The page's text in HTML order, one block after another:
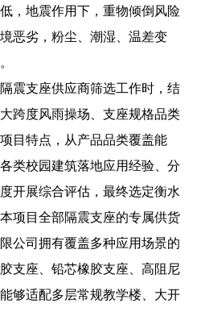
，地震作用下，重物倾倒风险
恶劣，粉尘、潮湿、温差变
震支座供应商筛选工作时，结
跨度风雨操场、支座规格品类
目特点，从产品品类覆盖能
类校园建筑落地应用经验、分
开展综合评估，最终选定衡水
项目全部隔震支座的专属供货
公司拥有覆盖多种应用场景的
支座、铅芯橡胶支座、高阻尼
够适配多层常规教学楼、大开